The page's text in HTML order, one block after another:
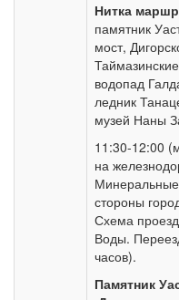
Нитка
памятник
мост,
водопад
ледник
музей Наны
11:30-12:00
на
Минеральные
стороны
Схема
Воды.
часов).
Памятник